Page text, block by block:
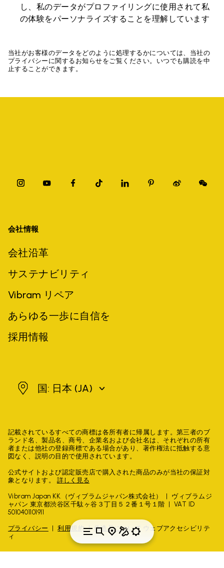
し、私のデータがプロファイリングに使用されて私
の体験をパーソナライズすることを理解しています
当社がお客様のデータをどのように処理するかについては、当社の
プライバシーに関するお知らせをご覧ください。いつでも購読を中
止することができます。
会社情報
会社沿革
サステナビリティ
Vibram リペア
あらゆる一歩に自信を
採用情報
日本 国: 日本 (JA)
記載されているすべての商標は各所有者に帰属します。第三者のブ
ランド名、製品名、商号、企業名および会社名は、それぞれの所有
者または他社の登録商標である場合があり、著作権法に抵触する意
図なく、説明の目的で使用されています。
公式サイトおよび認定販売店で購入された商品のみが当社の保証対
象となります。 詳しく見る
Vibram Japan KK.（ヴィブラムジャパン株式会社）
ヴィブラムジ
ャパン 東京都渋谷区千駄ヶ谷３丁目５２番１号１階
VAT ID
5010401101911
プライバシー 利用規約 偽造品について ウェブアクセシビリテ
ィ